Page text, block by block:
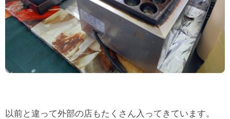
以前と違って外部の店もたくさん入ってきています。